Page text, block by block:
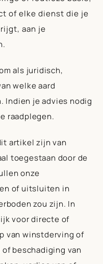
of elke dienst die je
aan je
als juridisch,
welke aard
Indien je advies nodig
raadplegen.
artikel zijn van
toegestaan door de
onze
of uitsluiten in
zou zijn. In
voor directe of
van winstderving of
beschadiging van